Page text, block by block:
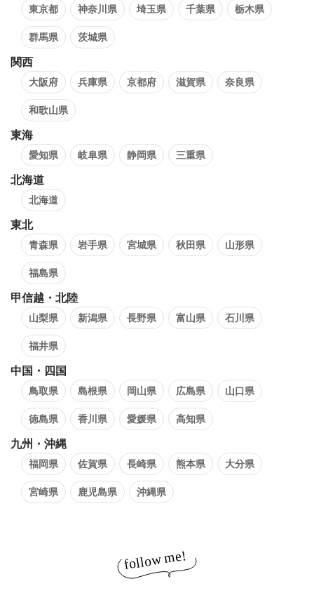
東京都 神奈川県 埼玉県 千葉県 栃木県
群馬県 茨城県
関西
大阪府 兵庫県 京都府 滋賀県 奈良県
和歌山県
東海
愛知県 岐阜県 静岡県 三重県
北海道
北海道
東北
青森県 岩手県 宮城県 秋田県 山形県
福島県
甲信越・北陸
山梨県 新潟県 長野県 富山県 石川県
福井県
中国・四国
鳥取県 島根県 岡山県 広島県 山口県
徳島県 香川県 愛媛県 高知県
九州・沖縄
福岡県 佐賀県 長崎県 熊本県 大分県
宮崎県 鹿児島県 沖縄県